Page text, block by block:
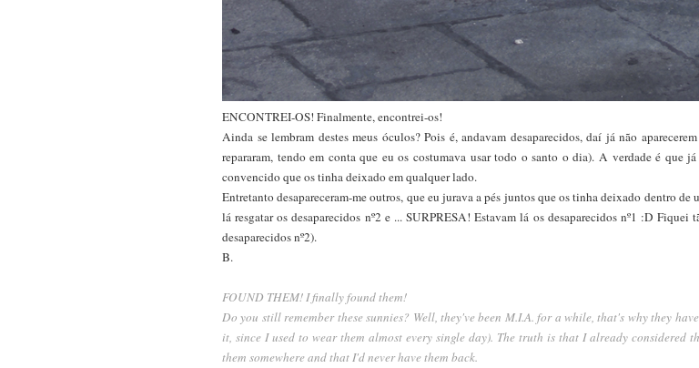
ENCONTREI-OS! Finalmente, encontrei-os!
Ainda se lembram destes meus óculos? Pois é, andavam desaparecidos, daí já não
repararam, tendo em conta que eu os costumava usar todo o santo o dia). A verdade é que
convencido que os tinha deixado em qualquer lado.
Entretanto desapareceram-me outros, que eu jurava a pés juntos que os tinha deixado dentro
lá resgatar os desaparecidos nº2 e ... SURPRESA! Estavam lá os desaparecidos nº1 :D
desaparecidos nº2).
B.
FOUND THEM! I finally found them!
Do you still remember these sunnies? Well, they've been M.I.A. for a while, that's why they
it, since I used to wear them almost every single day). The truth is that I already considered
them somewhere and that I'd never have them back.